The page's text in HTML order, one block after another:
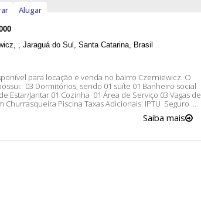
Jaraguá do Sul Santa Catarina, Brasil
para locação e venda no bairro Czerniewicz. O
suíte 01 Banheiro social
Estar/Jantar 01 Cozinha 01 Área de Serviço 03 Vagas de
Piscina Taxas Adicionais: IPTU Seguro
felizes em lhe atender. 😀 A disponibilidade e valores dos...
Alugar
Saiba mais